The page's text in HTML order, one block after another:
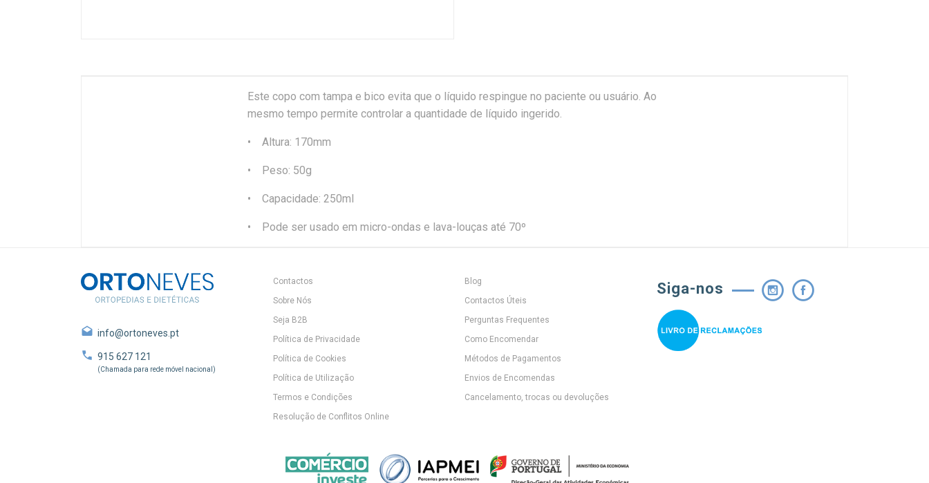
Este copo com tampa e bico evita que o líquido respingue no paciente ou usuário. Ao
mesmo tempo permite controlar a quantidade de líquido ingerido.
• Altura: 170mm
• Peso: 50g
• Capacidade: 250ml
• Pode ser usado em micro-ondas e lava-louças até 70º
info@ortoneves.pt
915 627 121
(Chamada para rede móvel nacional)
Contactos
Sobre Nós
Seja B2B
Política de Privacidade
Política de Cookies
Política de Utilização
Termos e Condições
Resolução de Conflitos Online
Blog
Contactos Úteis
Perguntas Frequentes
Como Encomendar
Métodos de Pagamentos
Envios de Encomendas
Cancelamento, trocas ou devoluções
Siga-nos